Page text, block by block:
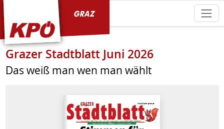
Grazer Stadtblatt Juni 2026
Das weiß man wen man wählt